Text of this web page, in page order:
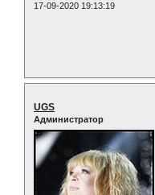
17-09-2020 19:13:19
UGS
Администратор